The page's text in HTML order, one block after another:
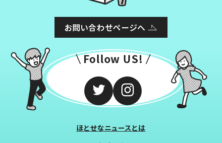
お問い合わせページへ
Follow US!
ほとせなニュースとは